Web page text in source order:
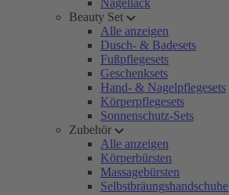
Nagellack
Beauty Set
Alle anzeigen
Dusch- & Badesets
Fußpflegesets
Geschenksets
Hand- & Nagelpflegesets
Körperpflegesets
Sonnenschutz-Sets
Zubehör
Alle anzeigen
Körperbürsten
Massagebürsten
Selbstbräungshandschuhe